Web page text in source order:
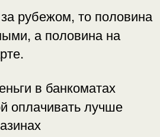
а половина на
оплачивать лучше